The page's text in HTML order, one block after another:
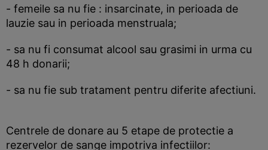
- femeile sa nu fie : insarcinate, in perioada de
lauzie sau in perioada menstruala;
- sa nu fi consumat alcool sau grasimi in urma cu
48 h donarii;
- sa nu fie sub tratament pentru diferite afectiuni.
Centrele de donare au 5 etape de protectie a
rezervelor de sange impotriva infectiilor: